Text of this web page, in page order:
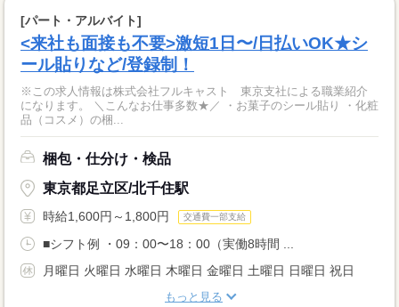
[パート・アルバイト]
<来社も面接も不要>激短1日〜/日払いOK★シ
ール貼りなど/登録制！
※この求人情報は株式会社フルキャスト 東京支社による職業紹介
になります。 ＼こんなお仕事多数★／ ・お菓子のシール貼り ・化粧
品（コスメ）の梱...
梱包・仕分け・検品
東京都足立区/北千住駅
時給1,600円～1,800円 交通費一部支給
■シフト例 ・09：00〜18：00（実働8時間 ...
月曜日 火曜日 水曜日 木曜日 金曜日 土曜日 日曜日 祝日
もっと見る